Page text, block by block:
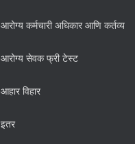
आरोग्य कर्मचारी अधिकार आणि कर्तव्य
आरोग्य सेवक फ्री टेस्ट
आहार विहार
इतर